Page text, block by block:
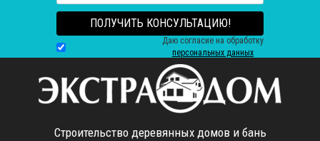
ПОЛУЧИТЬ КОНСУЛЬТАЦИЮ!
Даю согласие на обработку
персональных данных
Строительство деревянных домов и бань